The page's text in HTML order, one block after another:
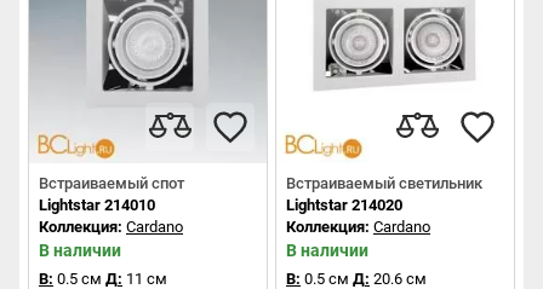
Встраиваемый спот
Lightstar 214010
Коллекция: Cardano
В наличии
В: 0.5 см Д: 11 см
Встраиваемый светильник
Lightstar 214020
Коллекция: Cardano
В наличии
В: 0.5 см Д: 20.6 см